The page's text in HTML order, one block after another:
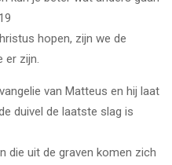
hopen, zijn we de
er zijn.
van Matteus en hij laat
duivel de laatste slag is
die uit de graven komen zich